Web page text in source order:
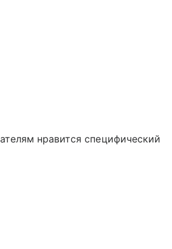
нравится специфический